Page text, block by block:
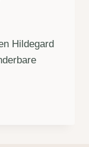
Hildegard